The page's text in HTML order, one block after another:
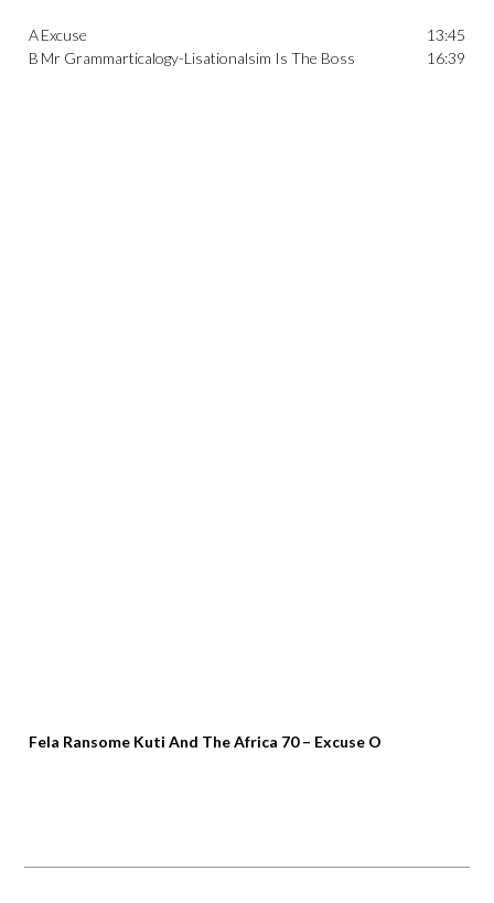
AExcuse
13:45
B Mr Grammarticalogy-Lisationalsim Is The Boss 16:39
Fela Ransome Kuti And The Africa 70 – Excuse O